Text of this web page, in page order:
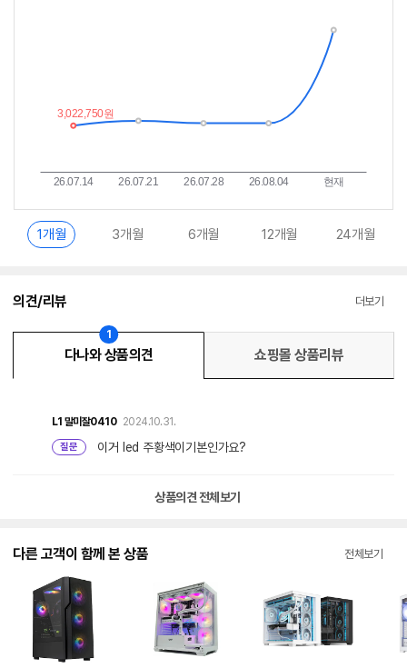
1개월 3개월 6개월 12개월 24개월
의견/리뷰 더보기
다나와 상품의견
1
쇼핑몰 상품리뷰
L1 말미잘0410 2024.10.31.
질문 이거 led 주황색이기본인가요?
상품의견 전체보기
다른 고객이 함께 본 상품 전체보기